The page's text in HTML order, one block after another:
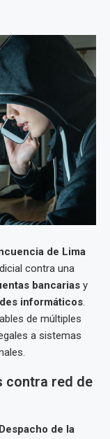
de Lima
contra una
bancarias y
informáticos.
de múltiples
a sistemas
contra red de
de la